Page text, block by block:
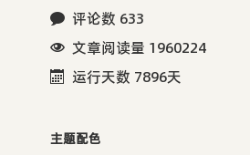
评论数 633
文章阅读量 1960224
运行天数 7896天
主题配色